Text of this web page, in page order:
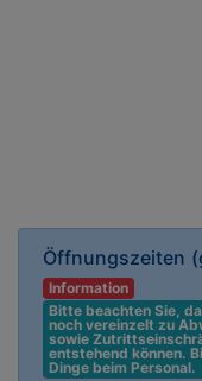
Öffnungszeiten
Information
Bitte beachten Sie,
noch vereinzelt zu
sowie
entstehend können.
Dinge beim Personal.